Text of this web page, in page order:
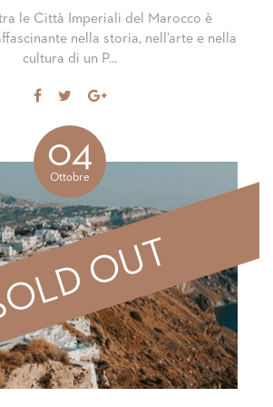
le Città Imperiali del Marocco è
nella storia, nell’arte e nella
cultura di un P...
Share
Facebook
TweetShare
04
Ottobre
OUT